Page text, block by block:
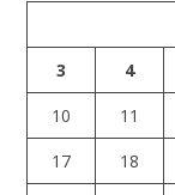
3
4
10
11
17
18